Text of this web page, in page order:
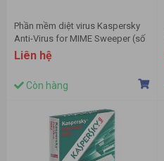
Phần mềm diệt virus Kaspersky
Anti-Virus for MIME Sweeper (số
lượng 250-949)
Liên hệ
Còn hàng